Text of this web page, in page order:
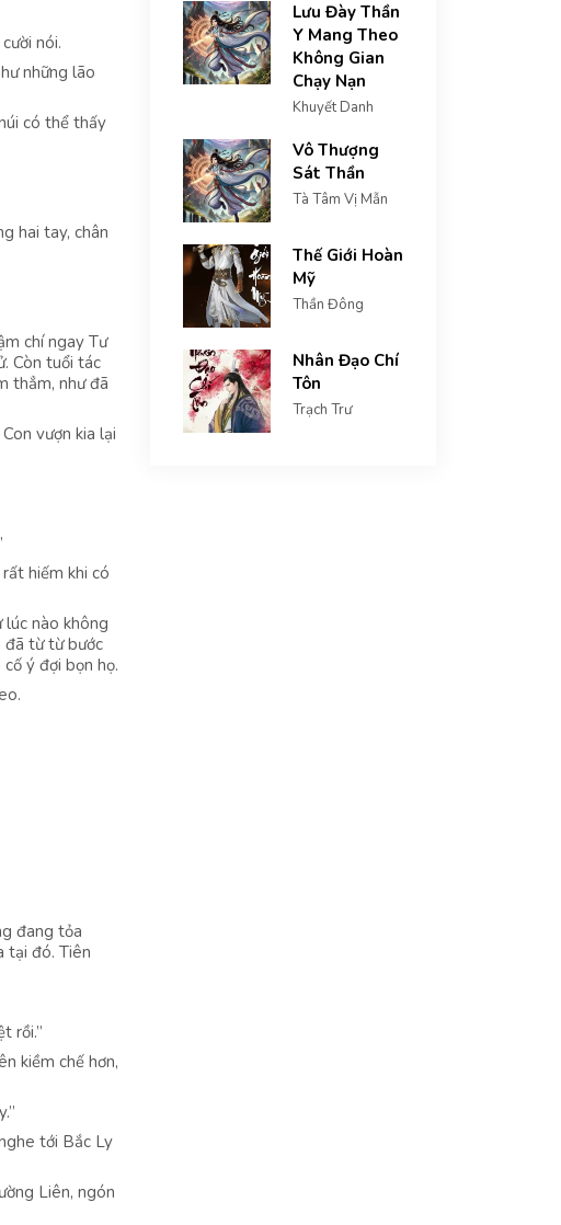
nói.
những lão
có thể thấy
hai tay, chân
chí ngay Tư
Còn tuổi tác
thẳm, như đã
vượn kia lại
hiếm khi có
nào không
đã từ từ bước
ý đợi bọn họ.
đang tỏa
tại đó. Tiên
rồi.”
kiềm chế hơn,
tới Bắc Ly
Liên, ngón
Lưu Đày Thần
Y Mang Theo
Không Gian
Chạy Nạn
Khuyết Danh
Vô Thượng
Sát Thần
Tà Tâm Vị Mẫn
Thế Giới Hoàn
Mỹ
Thần Đông
Nhân Đạo Chí
Tôn
Trạch Trư